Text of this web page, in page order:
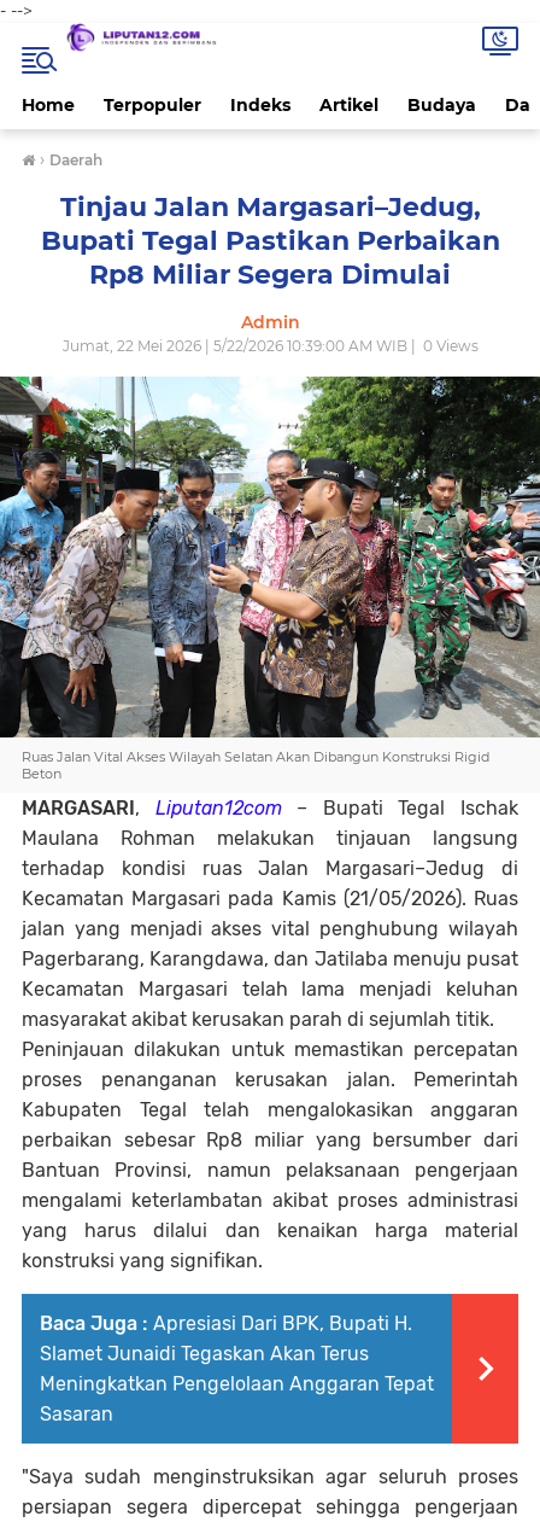
- -->
Home Terpopuler Indeks Artikel Budaya
› Daerah
Tinjau Jalan Margasari–Jedug,
Bupati Tegal Pastikan Perbaikan
Rp8 Miliar Segera Dimulai
Admin
Jumat, 22 Mei 2026 | 5/22/2026 10:39:00 AM WIB | 0Views
Ruas Jalan Vital Akses Wilayah Selatan Akan Dibangun Konstruksi Rigid
Beton
MARGASARI, Liputan12com– Bupati Tegal Ischak
Maulana Rohman melakukan tinjauan langsung
terhadap kondisi ruas Jalan Margasari–Jedug di
Kecamatan Margasari pada Kamis (21/05/2026). Ruas
jalan yang menjadi akses vital penghubung wilayah
Pagerbarang, Karangdawa, dan Jatilaba menuju pusat
Kecamatan Margasari telah lama menjadi keluhan
masyarakat akibat kerusakan parah di sejumlah titik.
Peninjauan dilakukan untuk memastikan percepatan
proses penanganan kerusakan jalan. Pemerintah
Kabupaten Tegal telah mengalokasikan anggaran
perbaikan sebesar Rp8 miliar yang bersumber dari
Bantuan Provinsi, namun pelaksanaan pengerjaan
mengalami keterlambatan akibat proses administrasi
yang harus dilalui dan kenaikan harga material
konstruksi yang signifikan.
Baca Juga : Apresiasi Dari BPK, Bupati H.
Slamet Junaidi Tegaskan Akan Terus
Meningkatkan Pengelolaan Anggaran Tepat
Sasaran
"Saya sudah menginstruksikan agar seluruh proses
persiapan segera dipercepat sehingga pengerjaan